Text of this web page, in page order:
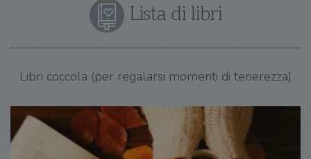
Lista di libri
Libri coccola (per regalarsi momenti di tenerezza)